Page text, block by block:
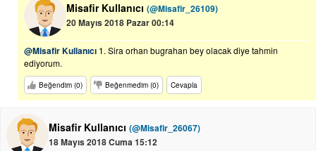
Misafir Kullanıcı (@Misafir_26109)
20 Mayıs 2018 Pazar 00:14
@Misafir Kullanıcı 1. Sira orhan bugrahan bey olacak diye tahmin
ediyorum.
Beğendim (0) Beğenmedim (0) Cevapla
Misafir Kullanıcı (@Misafir_26067)
18 Mayıs 2018 Cuma 15:12